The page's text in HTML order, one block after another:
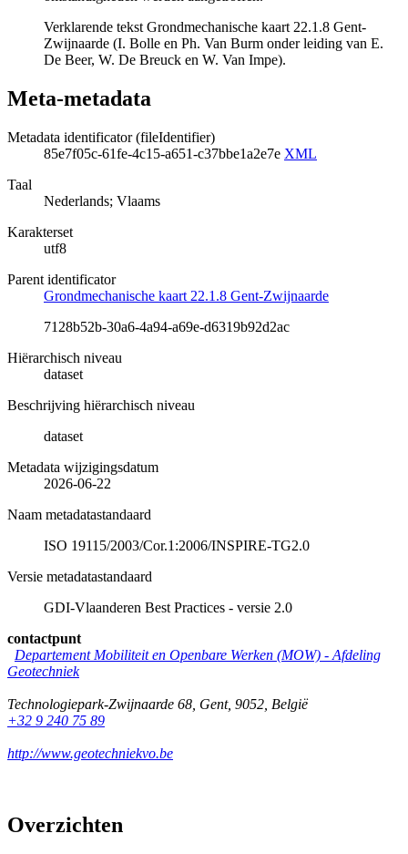
Verklarende tekst Grondmechanische kaart 22.1.8 Gent-
Zwijnaarde (I. Bolle en Ph. Van Burm onder leiding van E.
De Beer, W. De Breuck en W. Van Impe).
Meta-metadata
Metadata identificator (fileIdentifier)
85e7f05c-61fe-4c15-a651-c37bbe1a2e7e XML
Taal
Nederlands; Vlaams
Karakterset
utf8
Parent identificator
Grondmechanische kaart 22.1.8 Gent-Zwijnaarde
7128b52b-30a6-4a94-a69e-d6319b92d2ac
Hiërarchisch niveau
dataset
Beschrijving hiërarchisch niveau
dataset
Metadata wijzigingsdatum
2026-06-22
Naam metadatastandaard
ISO 19115/2003/Cor.1:2006/INSPIRE-TG2.0
Versie metadatastandaard
GDI-Vlaanderen Best Practices - versie 2.0
contactpunt
Departement Mobiliteit en Openbare Werken (MOW) - Afdeling
Geotechniek
Technologiepark-Zwijnaarde 68 Gent, 9052 België
+32 9 240 75 89
http://www.geotechniekvo.be
Overzichten